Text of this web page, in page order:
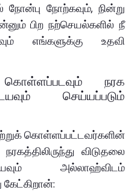
நோற்கவும், நின்று
பிற நற்செயல்களில் நீ
எங்களுக்கு உதவி
நரக
செய்யப்படும்
கொள்ளப்பட்டவர்களின்
விடுதலை
அல்லாஹ்விடம்